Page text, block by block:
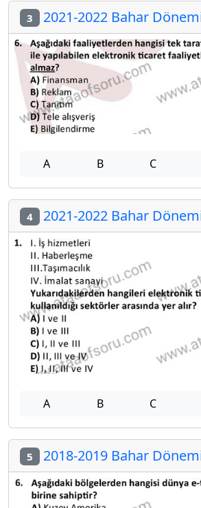
3 2021-2022 Bahar Dönemi
A B C
4 2021-2022 Bahar Dönemi
A B C
5 2018-2019 Bahar Dönemi